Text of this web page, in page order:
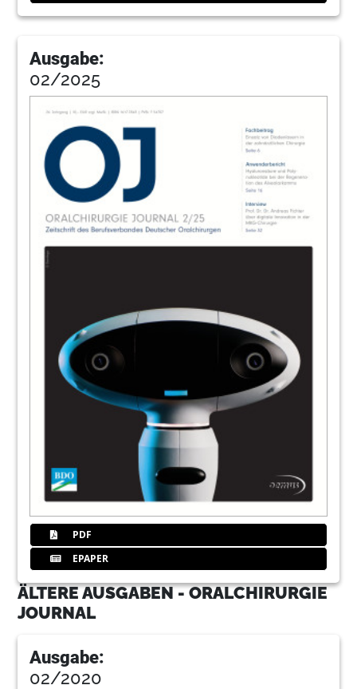
Ausgabe:
02/2025
PDF
EPAPER
ÄLTERE AUSGABEN - ORALCHIRURGIE
JOURNAL
Ausgabe:
02/2020